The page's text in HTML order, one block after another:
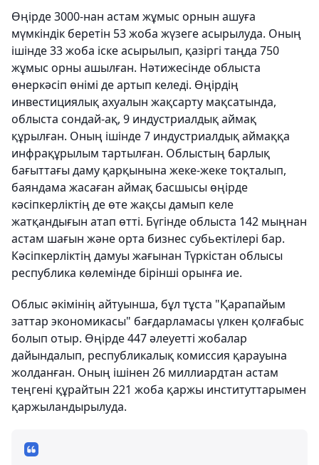
Өңірде 3000-нан астам жұмыс орнын ашуға
мүмкіндік беретін 53 жоба жүзеге асырылуда. Оның
ішінде 33 жоба іске асырылып, қазіргі таңда 750
жұмыс орны ашылған. Нәтижесінде облыста
өнеркәсіп өнімі де артып келеді. Өңірдің
инвестициялық ахуалын жақсарту мақсатында,
облыста сондай-ақ, 9 индустриалдық аймақ
құрылған. Оның ішінде 7 индустриалдық аймаққа
инфрақұрылым тартылған. Облыстың барлық
бағыттағы даму қарқынына жеке-жеке тоқталып,
баяндама жасаған аймақ басшысы өңірде
кәсіпкерліктің де өте жақсы дамып келе
жатқандығын атап өтті. Бүгінде облыста 142 мыңнан
астам шағын және орта бизнес субьектілері бар.
Кәсіпкерліктің дамуы жағынан Түркістан облысы
республика көлемінде бірінші орынға ие.
Облыс әкімінің айтуынша, бұл тұста "Қарапайым
заттар экономикасы" бағдарламасы үлкен қолғабыс
болып отыр. Өңірде 447 әлеуетті жобалар
дайындалып, республикалық комиссия қарауына
жолданған. Оның ішінен 26 миллиардтан астам
теңгені құрайтын 221 жоба қаржы институттарымен
қаржыландырылуда.